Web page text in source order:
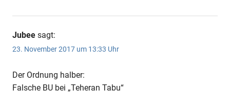
Jubee sagt:
23. November 2017 um 13:33 Uhr
Der Ordnung halber:
Falsche BU bei „Teheran Tabu“